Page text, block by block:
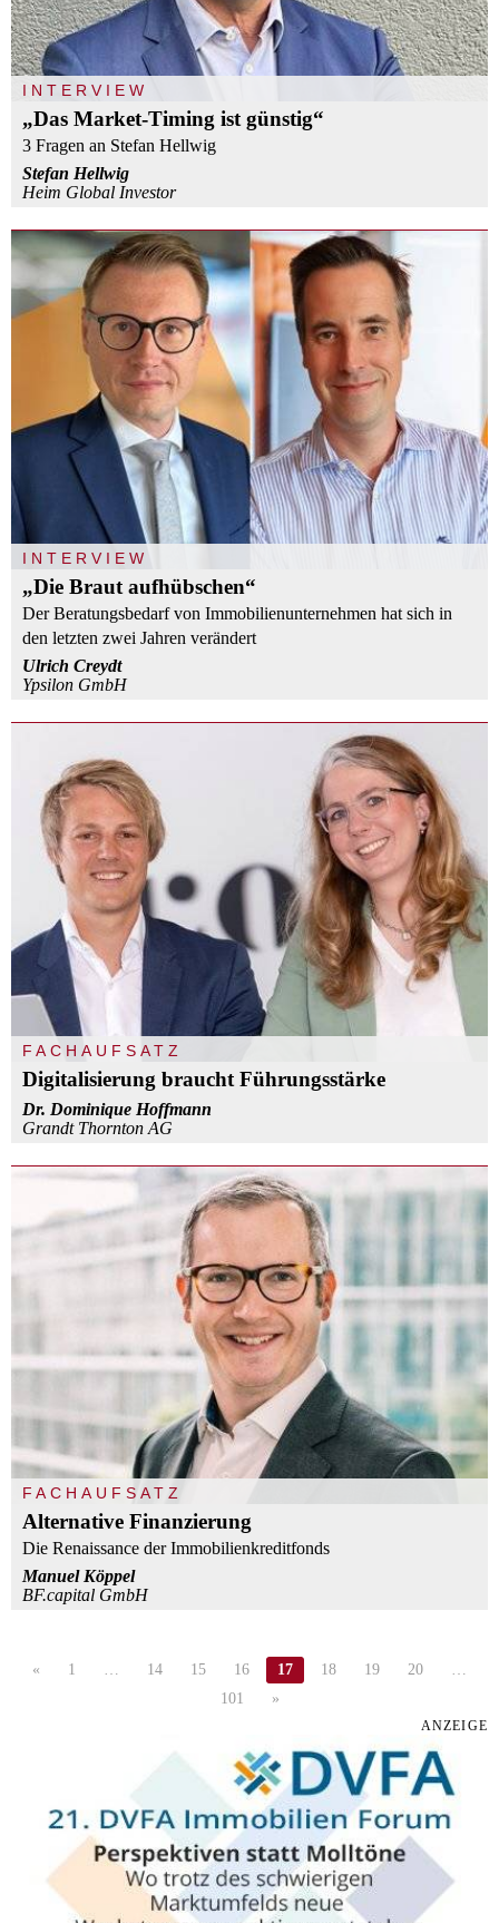
INTERVIEW
„Das Market-Timing ist günstig“
3 Fragen an Stefan Hellwig
Stefan Hellwig
Heim Global Investor
INTERVIEW
„Die Braut aufhübschen“
Der Beratungsbedarf von Immobilienunternehmen hat sich in
den letzten zwei Jahren verändert
Ulrich Creydt
Ypsilon GmbH
FACHAUFSATZ
Digitalisierung braucht Führungsstärke
Dr. Dominique Hoffmann
Grandt Thornton AG
FACHAUFSATZ
Alternative Finanzierung
Die Renaissance der Immobilienkreditfonds
Manuel Köppel
BF.capital GmbH
« 1 … 14 15 16 17 18 19 20
…
101
»
ANZEIGE